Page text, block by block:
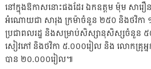
នៅក្នុងឱកាសនោះផងដែរ ឯកឧត្តម ម៉ុម សារ
អំណោយជា សារុង ក្រម៉ាចំនួន ២៥០ និងថវិក
ប្រជាពលរដ្ឋ និងសម្រាប់សិស្សានុសិស្សចំនួន
សៀវភៅ និងថវិកា ៥.០០០រៀល និង លោកគ្រូអ្ន
បាន ២០.០០០រៀល៕